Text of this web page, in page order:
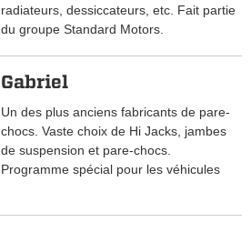
radiateurs, dessiccateurs, etc. Fait partie
du groupe Standard Motors.
Gabriel
Un des plus anciens fabricants de pare-
chocs. Vaste choix de Hi Jacks, jambes
de suspension et pare-chocs.
Programme spécial pour les véhicules